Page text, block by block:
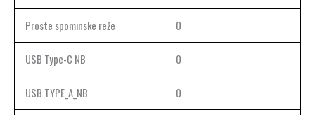
Proste spominske reže 0
USB Type-C NB 0
USB TYPE_A_NB 0